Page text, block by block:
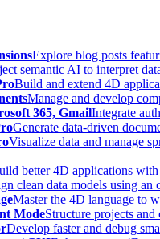
Explore blog posts
semantic AI to interpret
Build and extend 4D
Manage and develop
365, GmailIntegrate
Generate data-driven
Visualize data and manage
better 4D applications
clean data models using
Master the 4D language to
ModeStructure projects
Develop faster and debug